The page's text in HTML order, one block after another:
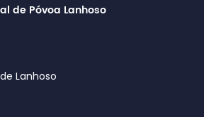
de Póvoa Lanhoso
Lanhoso